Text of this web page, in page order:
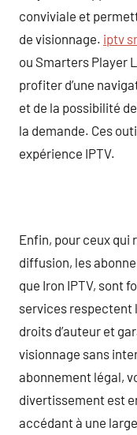
conviviale et
de visionnage. iptv
ou Smarters Player
profiter d’une
et de la possibilité
la demande. Ces
expérience IPTV.
Enfin, pour ceux qui
diffusion, les
que Iron IPTV, sont
services respectent
droits d’auteur et
visionnage sans
abonnement légal,
divertissement est
accédant à une